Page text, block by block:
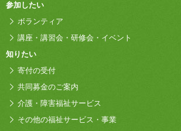
参加したい
ボランティア
講座・講習会・研修会・イベント
知りたい
寄付の受付
共同募金のご案内
介護・障害福祉サービス
その他の福祉サービス・事業